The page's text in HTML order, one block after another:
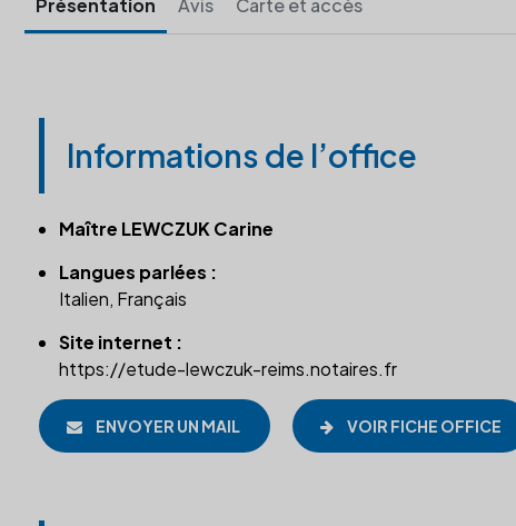
Présentation Avis Carte et accès
Informations de l’office
Maître LEWCZUK Carine
Langues parlées :
Italien, Français
Site internet :
https://etude-lewczuk-reims.notaires.fr
ENVOYER UN MAIL VOIR FICHE OFFICE